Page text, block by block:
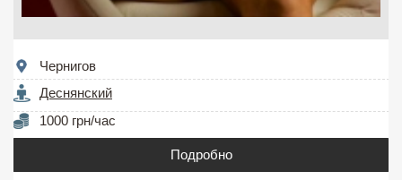
Чернигов
Деснянский
1000 грн/час
Подробно